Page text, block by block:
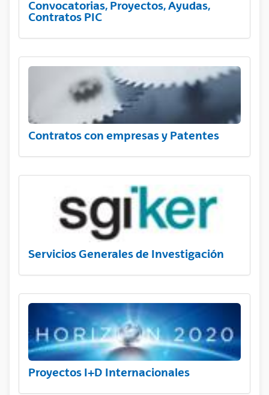
Convocatorias, Proyectos, Ayudas,
Contratos PIC
Contratos con empresas y Patentes
Servicios Generales de Investigación
Proyectos I+D Internacionales